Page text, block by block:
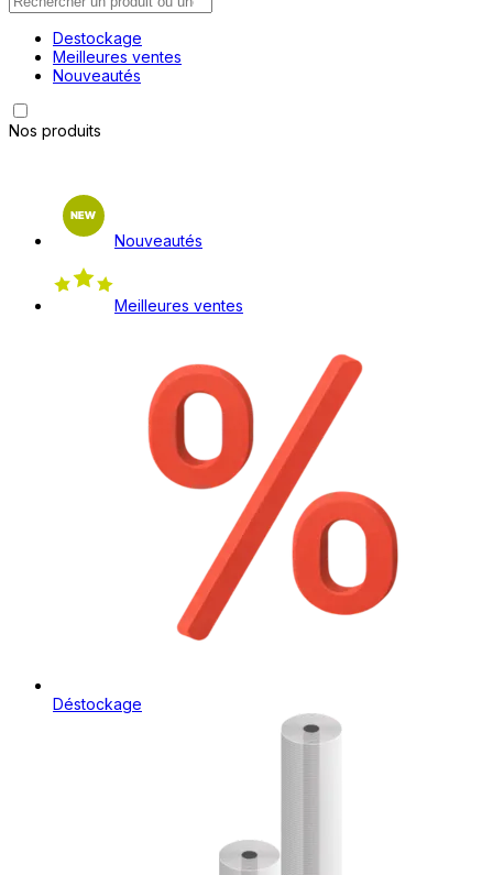
Destockage
Meilleures ventes
Nouveautés
Nos produits
Nouveautés
Meilleures ventes
Déstockage